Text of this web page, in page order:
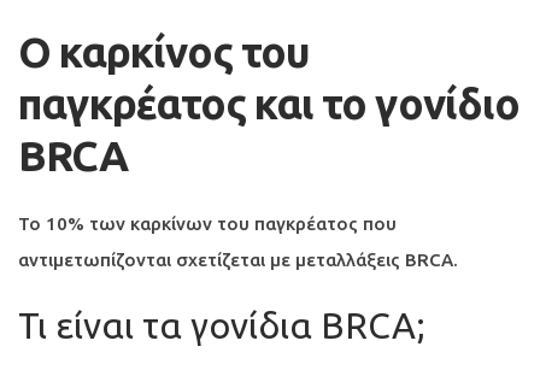
Ο καρκίνος του
παγκρέατος και το γονίδιο
BRCA
Το 10% των καρκίνων του παγκρέατος που
αντιμετωπίζονται σχετίζεται με μεταλλάξεις BRCA.
Τι είναι τα γονίδια BRCA;